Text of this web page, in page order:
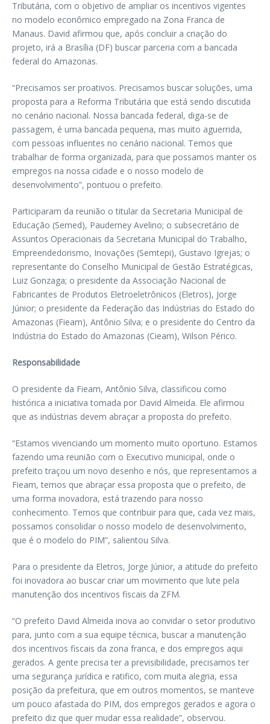
Tributária, com o objetivo de ampliar os incentivos vigentes
no modelo econômico empregado na Zona Franca de
Manaus. David afirmou que, após concluir a criação do
projeto, irá a Brasília (DF) buscar parceria com a bancada
federal do Amazonas.
“Precisamos ser proativos. Precisamos buscar soluções, uma
proposta para a Reforma Tributária que está sendo discutida
no cenário nacional. Nossa bancada federal, diga-se de
passagem, é uma bancada pequena, mas muito aguerrida,
com pessoas influentes no cenário nacional. Temos que
trabalhar de forma organizada, para que possamos manter os
empregos na nossa cidade e o nosso modelo de
desenvolvimento”, pontuou o prefeito.
Participaram da reunião o titular da Secretaria Municipal de
Educação (Semed), Pauderney Avelino; o subsecretário de
Assuntos Operacionais da Secretaria Municipal do Trabalho,
Empreendedorismo, Inovações (Semtepi), Gustavo Igrejas; o
representante do Conselho Municipal de Gestão Estratégicas,
Luiz Gonzaga; o presidente da Associação Nacional de
Fabricantes de Produtos Eletroeletrônicos (Eletros), Jorge
Júnior; o presidente da Federação das Indústrias do Estado do
Amazonas (Fieam), Antônio Silva; e o presidente do Centro da
Indústria do Estado do Amazonas (Cieam), Wilson Périco.
Responsabilidade
O presidente da Fieam, Antônio Silva, classificou como
histórica a iniciativa tomada por David Almeida. Ele afirmou
que as indústrias devem abraçar a proposta do prefeito.
“Estamos vivenciando um momento muito oportuno. Estamos
fazendo uma reunião com o Executivo municipal, onde o
prefeito traçou um novo desenho e nós, que representamos a
Fieam, temos que abraçar essa proposta que o prefeito, de
uma forma inovadora, está trazendo para nosso
conhecimento. Temos que contribuir para que, cada vez mais,
possamos consolidar o nosso modelo de desenvolvimento,
que é o modelo do PIM”, salientou Silva.
Para o presidente da Eletros, Jorge Júnior, a atitude do prefeito
foi inovadora ao buscar criar um movimento que lute pela
manutenção dos incentivos fiscais da ZFM.
“O prefeito David Almeida inova ao convidar o setor produtivo
para, junto com a sua equipe técnica, buscar a manutenção
dos incentivos fiscais da zona franca, e dos empregos aqui
gerados. A gente precisa ter a previsibilidade, precisamos ter
uma segurança jurídica e ratifico, com muita alegria, essa
posição da prefeitura, que em outros momentos, se manteve
um pouco afastada do PIM, dos empregos gerados e agora o
prefeito diz que quer mudar essa realidade”, observou.